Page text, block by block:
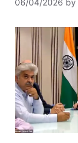
06/04/2026 by